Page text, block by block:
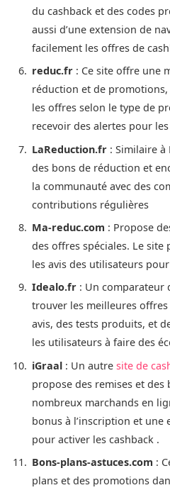
du cashback et des codes
aussi d’une extension de
facilement les offres de
reduc.fr : Ce site offre une
réduction et de
les offres selon le type de
recevoir des alertes pour
LaReduction.fr : Similaire à
des bons de réduction et
la communauté avec des
contributions régulières​
Ma-reduc.com : Propose
des offres spéciales. Le
les avis des utilisateurs
Idealo.fr : Un comparateur
trouver les meilleures
avis, des tests produits, et
les utilisateurs à faire des
iGraal : Un autre site de
propose des remises et
nombreux marchands en
bonus à l’inscription et une
pour activer les cashback​ .
Bons-plans-astuces.com :
plans et des promotions